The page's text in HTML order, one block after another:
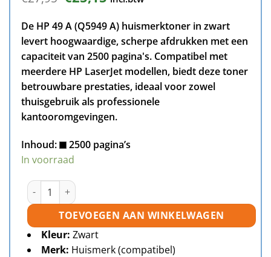
prijs
was:
€27,95.
prijs
is:
€25,15.
De HP 49 A (Q5949 A) huismerktoner in zwart
levert hoogwaardige, scherpe afdrukken met een
capaciteit van 2500 pagina's. Compatibel met
meerdere HP LaserJet modellen, biedt deze toner
betrouwbare prestaties, ideaal voor zowel
thuisgebruik als professionele
kantooromgevingen.
Inhoud:
2500 pagina’s
In voorraad
HP 49A (Q5949A) toner zwart huismerk aantal
TOEVOEGEN AAN WINKELWAGEN
Kleur: Zwart
Merk: Huismerk (compatibel)